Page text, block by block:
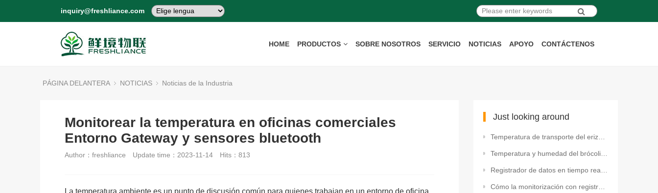
inquiry@freshliance.com
HOME PRODUCTOS SOBRE NOSOTROS SERVICIO NOTICIAS APOYO CONTÁCTENOS
PÁGINA DELANTERA NOTICIAS Noticias de la Industria
Monitorear la temperatura en oficinas comerciales
Entorno Gateway y sensores bluetooth
Author：freshliance Update time：2023-11-14 Hits： 813
La temperatura ambiente es un punto de discusión común para quienes trabajan en un entorno de oficina
Just looking around
Temperatura de transporte del erizo de mar. Registrador de datos de temperatura de un solo uso USB p
Temperatura y humedad del brócoli. Registrador de datos de temperatura y humedad de uso múltiple con
Registrador de datos en tiempo real Fresh Tracker 10 4G para el monitoreo de temperatura y geofencin
Cómo la monitorización con registradores de datos de temperatura inalámbricos reduce drásticamente l